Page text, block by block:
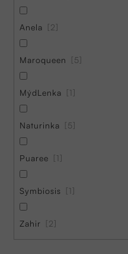
Anela 2
Maroqueen 5
MýdLenka 1
Naturinka 5
Puaree 1
Symbiosis 1
Zahir 2